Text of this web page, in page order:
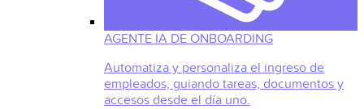
AGENTE IA DE ONBOARDING
Automatiza y personaliza el ingreso de
empleados, guiando tareas, documentos y
accesos desde el día uno.